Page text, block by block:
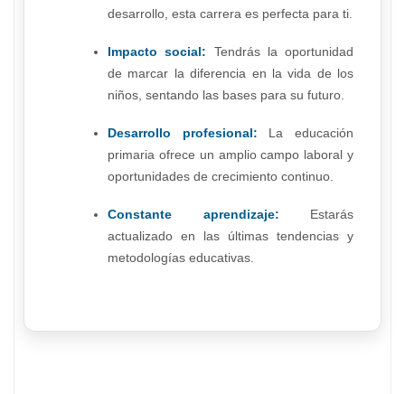
desarrollo, esta carrera es perfecta para ti.
Impacto social: Tendrás la oportunidad
de marcar la diferencia en la vida de los
niños, sentando las bases para su futuro.
Desarrollo profesional: La educación
primaria ofrece un amplio campo laboral y
oportunidades de crecimiento continuo.
Constante aprendizaje: Estarás
actualizado en las últimas tendencias y
metodologías educativas.